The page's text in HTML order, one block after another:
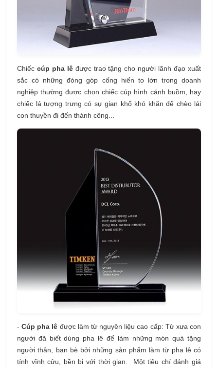
Chiếc cúp pha lêđược trao tặng cho người lãnh đạo xuất
sắc có những đóng góp cống hiến to lớn trong doanh
nghiệp thường được chọn chiếc cúp hình cánh buồm, hay
chiếc lá tượng trưng có sự gian khổ khó khăn để chèo lái
con thuyền đi đến thành công...
- Cúp pha lê được làm từ nguyên liệu cao cấp: Từ xưa con
người đã biết dùng pha lê để làm những món quà tặng
người thân, bạn bè bởi những sản phẩm làm từ pha lê có
tính vĩnh cửu, bền bỉ với thời gian. Một tiêu chí đánh giá